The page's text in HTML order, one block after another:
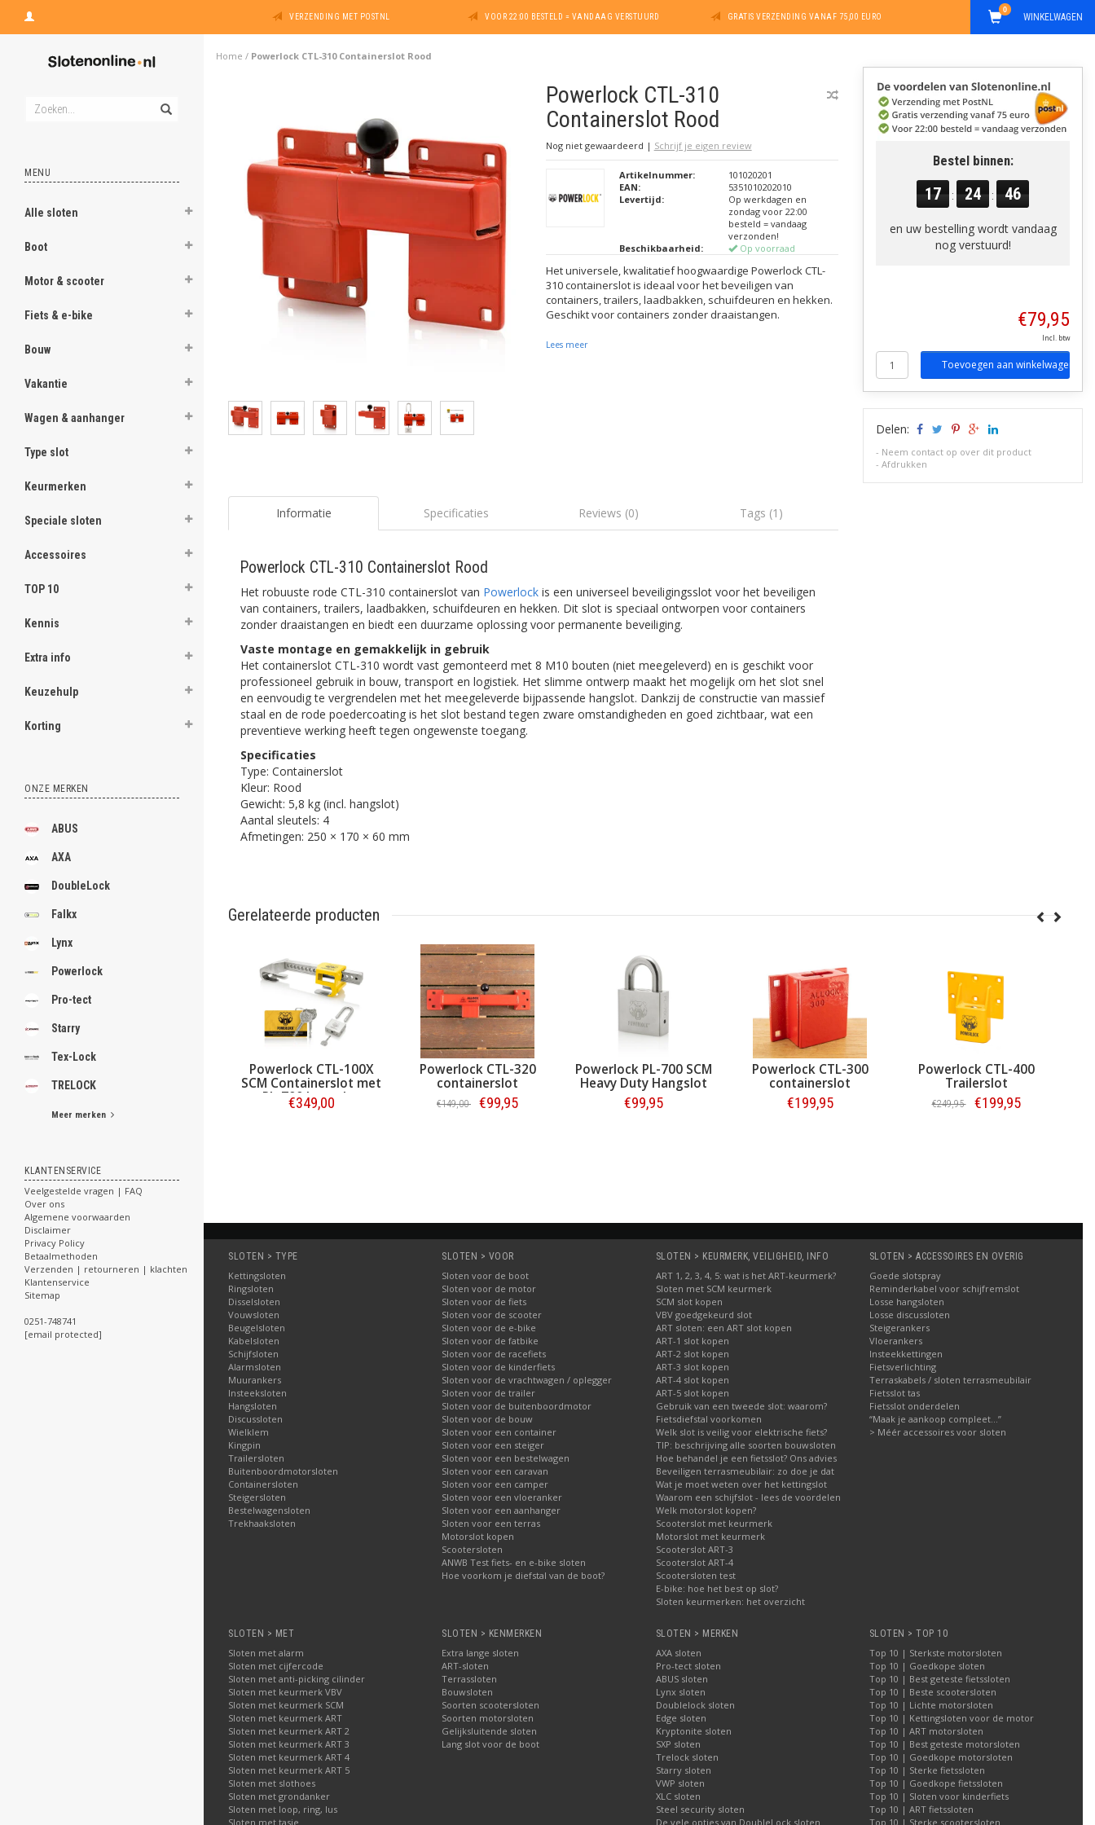
VERZENDING MET POSTNL VOOR 22:00 BESTELD = VANDAAG VERSTUURD GRATIS VERZENDING VANAF 75,00 EURO WINKELWAGEN
0
MENU
Alle sloten
Boot
Motor & scooter
Fiets & e-bike
Bouw
Vakantie
Wagen & aanhanger
Type slot
Keurmerken
Speciale sloten
Accessoires
TOP 10
Kennis
Extra info
Keuzehulp
Korting
ONZE MERKEN
ABUS
AXA
DoubleLock
Falkx
Lynx
Powerlock
Pro-tect
Starry
Tex-Lock
TRELOCK
Meer merken
KLANTENSERVICE
Veelgestelde vragen | FAQ
Over ons
Algemene voorwaarden
Disclaimer
Privacy Policy
Betaalmethoden
Verzenden | retourneren | klachten
Klantenservice
Sitemap
0251-748741
[email protected]
Home / Powerlock CTL-310 Containerslot Rood
Powerlock CTL-310
Containerslot Rood
Nog niet gewaardeerd | Schrijf je eigen review
Artikelnummer:
101020201
EAN:
5351010202010
Levertijd:
Op werkdagen en
zondag voor 22:00
besteld = vandaag
verzonden!
Beschikbaarheid:
Op voorraad
Het universele, kwalitatief hoogwaardige Powerlock CTL-
310 containerslot is ideaal voor het beveiligen van
containers, trailers, laadbakken, schuifdeuren en hekken.
Geschikt voor containers zonder draaistangen.
Lees meer
Informatie Specificaties Reviews (0) Tags (1)
Powerlock CTL-310 Containerslot Rood
Het robuuste rode CTL-310 containerslot van Powerlock is een universeel beveiligingsslot voor het beveiligen
van containers, trailers, laadbakken, schuifdeuren en hekken. Dit slot is speciaal ontworpen voor containers
zonder draaistangen en biedt een duurzame oplossing voor permanente beveiliging.
Vaste montage en gemakkelijk in gebruik
Het containerslot CTL-310 wordt vast gemonteerd met 8 M10 bouten (niet meegeleverd) en is geschikt voor
professioneel gebruik in bouw, transport en logistiek. Het slimme ontwerp maakt het mogelijk om het slot snel
en eenvoudig te vergrendelen met het meegeleverde bijpassende hangslot. Dankzij de constructie van massief
staal en de rode poedercoating is het slot bestand tegen zware omstandigheden en goed zichtbaar, wat een
preventieve werking heeft tegen ongewenste toegang.
Specificaties
Type: Containerslot
Kleur: Rood
Gewicht: 5,8 kg (incl. hangslot)
Aantal sleutels: 4
Afmetingen: 250 × 170 × 60 mm
Bestel binnen:
17 : 24 : 46
en uw bestelling wordt vandaag
nog verstuurd!
€79,95
Incl. btw
Toevoegen aan winkelwagen
Delen:
- Neem contact op over dit product
-Afdrukken
Gerelateerde producten
SCM Containerslot
Powerlock CTL-100X
SCM Containerslot met
PL-700 hangslot
€349,00
Powerlock CTL-320
containerslot
€149,00 €99,95
Powerlock PL-700 SCM
Heavy Duty Hangslot
€99,95
Powerlock CTL-300
containerslot
€199,95
Powerlock CTL-400
Trailerslot
€249,95 €199,95
SLOTEN > TYPE
Kettingsloten
Ringsloten
Disselsloten
Vouwsloten
Beugelsloten
Kabelsloten
Schijfsloten
Alarmsloten
Muurankers
Insteeksloten
Hangsloten
Discussloten
Wielklem
Kingpin
Trailersloten
Buitenboordmotorsloten
Containersloten
Steigersloten
Bestelwagensloten
Trekhaaksloten
SLOTEN > VOOR
Sloten voor de boot
Sloten voor de motor
Sloten voor de fiets
Sloten voor de scooter
Sloten voor de e-bike
Sloten voor de fatbike
Sloten voor de racefiets
Sloten voor de kinderfiets
Sloten voor de vrachtwagen / oplegger
Sloten voor de trailer
Sloten voor de buitenboordmotor
Sloten voor de bouw
Sloten voor een container
Sloten voor een steiger
Sloten voor een bestelwagen
Sloten voor een caravan
Sloten voor een camper
Sloten voor een vloeranker
Sloten voor een aanhanger
Sloten voor een terras
Motorslot kopen
Scootersloten
ANWB Test fiets- en e-bike sloten
Hoe voorkom je diefstal van de boot?
SLOTEN > KEURMERK, VEILIGHEID, INFO
ART 1, 2, 3, 4, 5: wat is het ART-keurmerk?
Sloten met SCM keurmerk
SCM slot kopen
VBV goedgekeurd slot
ART sloten: een ART slot kopen
ART-1 slot kopen
ART-2 slot kopen
ART-3 slot kopen
ART-4 slot kopen
ART-5 slot kopen
Gebruik van een tweede slot: waarom?
Fietsdiefstal voorkomen
Welk slot is veilig voor elektrische fiets?
TIP: beschrijving alle soorten bouwsloten
Hoe behandel je een fietsslot? Ons advies
Beveiligen terrasmeubilair: zo doe je dat
Wat je moet weten over het kettingslot
Waarom een schijfslot - lees de voordelen
Welk motorslot kopen?
Scooterslot met keurmerk
Motorslot met keurmerk
Scooterslot ART-3
Scooterslot ART-4
Scootersloten test
E-bike: hoe het best op slot?
Sloten keurmerken: het overzicht
SLOTEN > ACCESSOIRES EN OVERIG
Goede slotspray
Reminderkabel voor schijfremslot
Losse hangsloten
Losse discussloten
Steigerankers
Vloerankers
Insteekkettingen
Fietsverlichting
Terraskabels / sloten terrasmeubilair
Fietsslot tas
Fietsslot onderdelen
“Maak je aankoop compleet…”
> Méér accessoires voor sloten
SLOTEN > MET
Sloten met alarm
Sloten met cijfercode
Sloten met anti-picking cilinder
Sloten met keurmerk VBV
Sloten met keurmerk SCM
Sloten met keurmerk ART
Sloten met keurmerk ART 2
Sloten met keurmerk ART 3
Sloten met keurmerk ART 4
Sloten met keurmerk ART 5
Sloten met slothoes
Sloten met grondanker
Sloten met loop, ring, lus
Sloten met tasje
SLOTEN > KENMERKEN
Extra lange sloten
ART-sloten
Terrassloten
Bouwsloten
Soorten scootersloten
Soorten motorsloten
Gelijksluitende sloten
Lang slot voor de boot
SLOTEN > MERKEN
AXA sloten
Pro-tect sloten
ABUS sloten
Lynx sloten
Doublelock sloten
Edge sloten
Kryptonite sloten
SXP sloten
Trelock sloten
Starry sloten
VWP sloten
XLC sloten
Steel security sloten
De vele opties van DoubleLock sloten
SLOTEN > TOP 10
Top 10 | Sterkste motorsloten
Top 10 | Goedkope sloten
Top 10 | Best geteste fietssloten
Top 10 | Beste scootersloten
Top 10 | Lichte motorsloten
Top 10 | Kettingsloten voor de motor
Top 10 | ART motorsloten
Top 10 | Best geteste motorsloten
Top 10 | Goedkope motorsloten
Top 10 | Sterke fietssloten
Top 10 | Goedkope fietssloten
Top 10 | Sloten voor kinderfiets
Top 10 | ART fietssloten
Top 10 | Sterke scootersloten